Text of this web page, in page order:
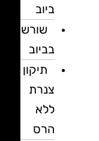
ביוב
שורשים
בביוב
תיקון
צנרת
ללא
הרס